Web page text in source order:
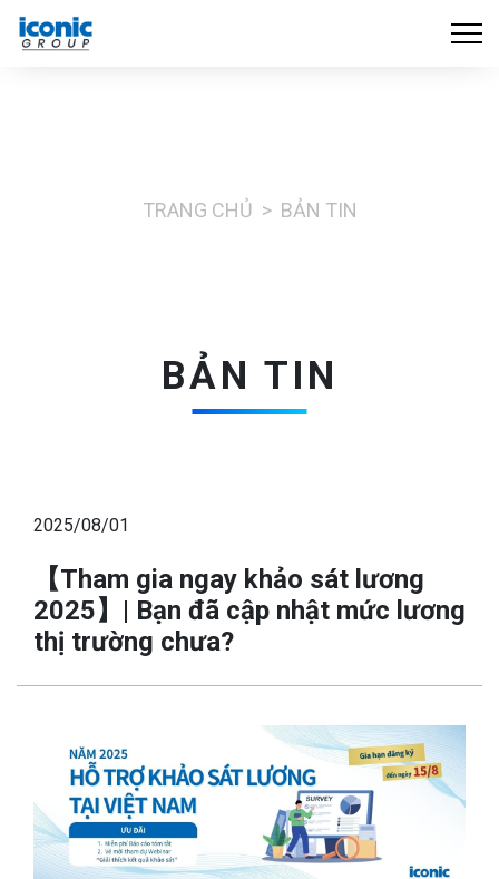
TRANG CHỦ BẢN TIN
BẢN TIN
2025/08/01
【Tham gia ngay khảo sát lương
2025】| Bạn đã cập nhật mức lương
thị trường chưa?